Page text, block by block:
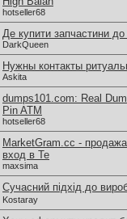
hotseller68
Де купити запчастини до
DarkQueen
Нужны контакты
Askita
dumps101.com: Real
Pin ATM
hotseller68
MarketGram.cc -
вход в Te
maxsima
Сучасний підхід до
Kostaray